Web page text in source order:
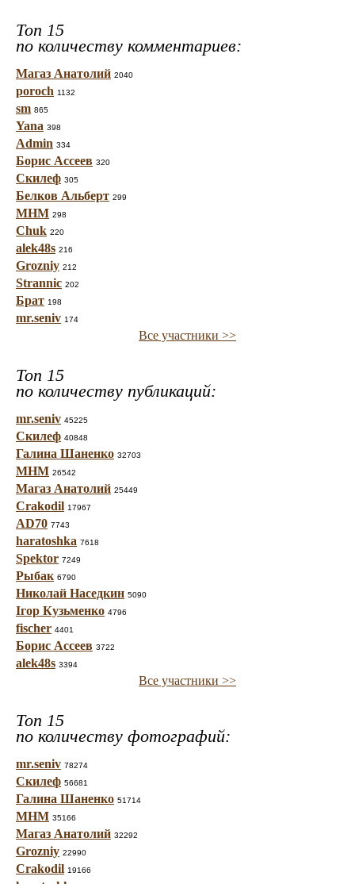
Топ 15
по количеству комментариев:
Магаз Анатолий 2040
poroch 1132
sm 865
Yana 398
Admin 334
Борис Ассеев 320
Скилеф 305
Белков Альберт 299
МНМ 298
Chuk 220
alek48s 216
Grozniy 212
Strannic 202
Брат 198
mr.seniv 174
Все участники >>
Топ 15
по количеству публикаций:
mr.seniv 45225
Скилеф 40848
Галина Шаненко 32703
МНМ 26542
Магаз Анатолий 25449
Crakodil 17967
AD70 7743
haratoshka 7618
Spektor 7249
Рыбак 6790
Николай Наседкин 5090
Ігор Кузьменко 4796
fischer 4401
Борис Ассеев 3722
alek48s 3394
Все участники >>
Топ 15
по количеству фотографий:
mr.seniv 78274
Скилеф 56681
Галина Шаненко 51714
МНМ 35166
Магаз Анатолий 32292
Grozniy 22990
Crakodil 19166